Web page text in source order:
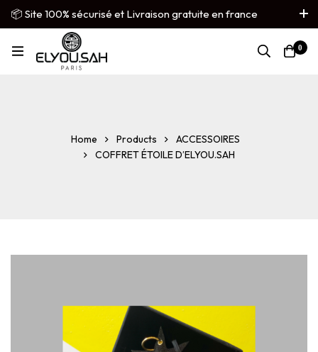
📦 Site 100% sécurisé et Livraison gratuite en france
métropolitaine
French ▼
0
Home Products
ACCESSOIRES
COFFRET ÉTOILE D’ELYOU.SAH